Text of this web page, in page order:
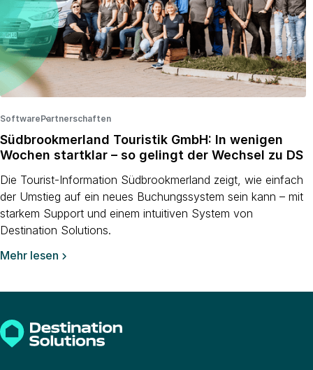
Software ·
Partnerschaften
Südbrookmerland Touristik GmbH: In wenigen
Wochen startklar – so gelingt der Wechsel zu DS
Die Tourist-Information Südbrookmerland zeigt, wie einfach
der Umstieg auf ein neues Buchungssystem sein kann – mit
starkem Support und einem intuitiven System von
Destination Solutions.
Mehr lesen 